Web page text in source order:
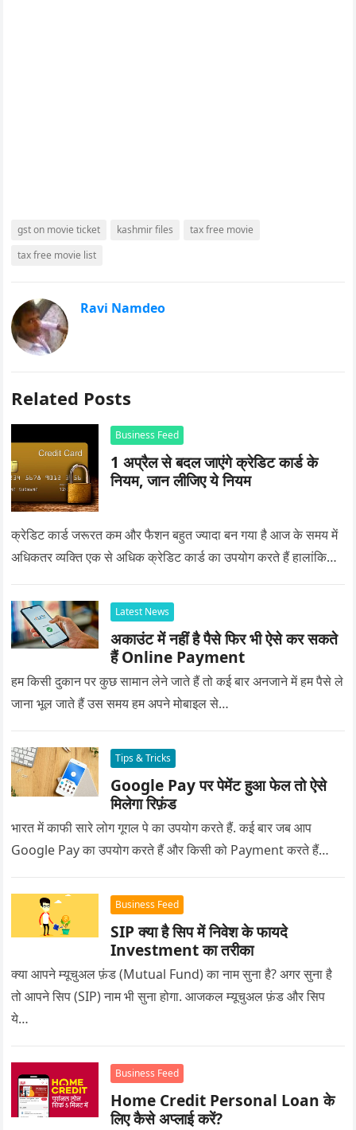
gst on movie ticket kashmir files
tax free movie
tax free movie list
Ravi Namdeo
Related Posts
Business Feed
1 अप्रैल से बदल जाएंगे क्रेडिट कार्ड के
नियम, जान लीजिए ये नियम
क्रेडिट कार्ड जरूरत कम और फैशन बहुत ज्यादा बन गया है आज के समय में
अधिकतर व्यक्ति एक से अधिक क्रेडिट कार्ड का उपयोग करते हैं हालांकि…
Latest News
अकाउंट में नहीं है पैसे फिर भी ऐसे कर सकते
हैं Online Payment
हम किसी दुकान पर कुछ सामान लेने जाते हैं तो कई बार अनजाने में हम पैसे ले
जाना भूल जाते हैं उस समय हम अपने मोबाइल से…
Tips & Tricks
Google Pay पर पेमेंट हुआ फेल तो ऐसे
मिलेगा रिफ़ंड
भारत में काफी सारे लोग गूगल पे का उपयोग करते हैं. कई बार जब आप
Google Pay का उपयोग करते हैं और किसी को Payment करते हैं…
Business Feed
SIP क्या है सिप में निवेश के फायदे
Investment का तरीका
क्या आपने म्यूचुअल फ़ंड (Mutual Fund) का नाम सुना है? अगर सुना है
तो आपने सिप (SIP) नाम भी सुना होगा. आजकल म्यूचुअल फ़ंड और सिप
ये…
Business Feed
Home Credit Personal Loan के
लिए कैसे अप्लाई करें?